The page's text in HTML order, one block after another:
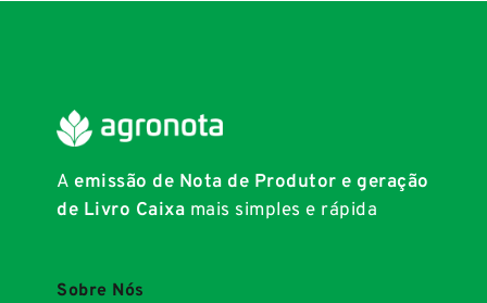
Aemissão de Nota de Produtor e geração
de Livro Caixa mais simples e rápida
Sobre Nós